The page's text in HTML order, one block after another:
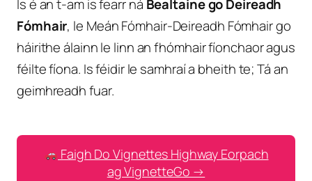
Is é an t-am is fearr ná Bealtaine go Deireadh
Fómhair, le Meán Fómhair-Deireadh Fómhair go
háirithe álainn le linn an fhómhair fíonchaor agus
féilte fíona. Is féidir le samhraí a bheith te; Tá an
geimhreadh fuar.
Faigh Do Vignettes Highway Eorpach
ag VignetteGo →